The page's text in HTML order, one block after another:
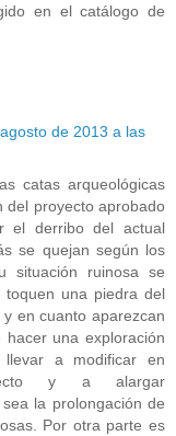
en el catálogo de
de 2013 a las
catas arqueológicas
del proyecto aprobado
el derribo del actual
se quejan según los
situación ruinosa se
una piedra del
en cuanto aparezcan
una exploración
llevar a modificar en
y a alargar
la prolongación de
Por otra parte es